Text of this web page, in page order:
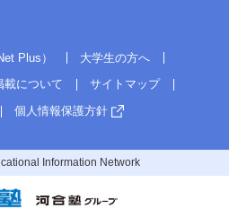
Plus）
大学生の方へ
載について
サイトマップ
個人情報保護方針
Information Network